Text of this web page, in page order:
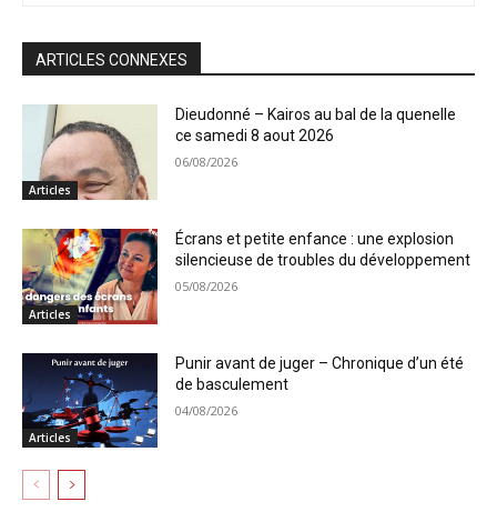
ARTICLES CONNEXES
Articles
Dieudonné – Kairos au bal de la quenelle
ce samedi 8 aout 2026
06/08/2026
Articles
Écrans et petite enfance : une explosion
silencieuse de troubles du développement
05/08/2026
Articles
Punir avant de juger – Chronique d’un été
de basculement
04/08/2026